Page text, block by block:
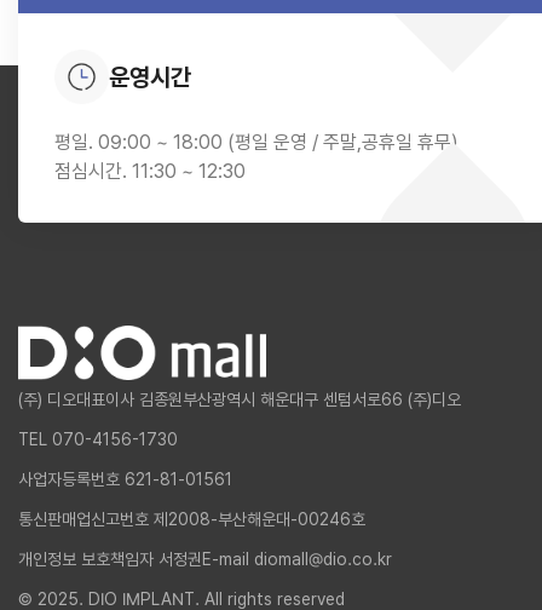
운영시간
평일. 09:00 ~ 18:00 (평일 운영 / 주말,공휴일 휴무)
점심시간. 11:30 ~ 12:30
(주) 디오대표이사 김종원부산광역시 해운대구 센텀서로66 (주)디오
TEL 070-4156-1730
사업자등록번호 621-81-01561
통신판매업신고번호 제2008-부산해운대-00246호
개인정보 보호책임자 서정권 E-mail diomall@dio.co.kr
© 2025. DIO IMPLANT. All rights reserved